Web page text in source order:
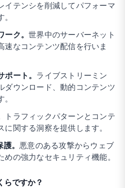
イテンシを削減してパフォーマ
ク。 世界中のサーバーネット
速なコンテンツ配信を行いま
ート。 ライブストリーミン
ダウンロード、動的コンテンツ
トラフィックパターンとコンテ
に関する洞察を提供します。
。 悪意のある攻撃からウェブ
の強力なセキュリティ機能。
らですか？